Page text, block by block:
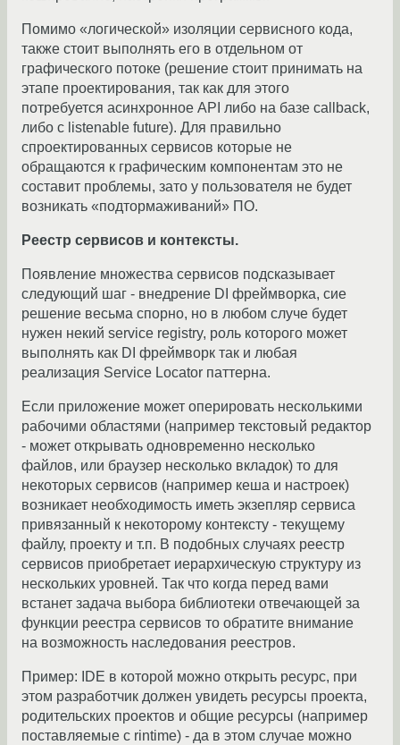
Помимо «логической» изоляции сервисного кода,
также стоит выполнять его в отдельном от
графического потоке (решение стоит принимать на
этапе проектирования, так как для этого
потребуется асинхронное API либо на базе callback,
либо с listenable future). Для правильно
спроектированных сервисов которые не
обращаются к графическим компонентам это не
составит проблемы, зато у пользователя не будет
возникать «подтормаживаний» ПО.
Реестр сервисов и контексты.
Появление множества сервисов подсказывает
следующий шаг - внедрение DI фреймворка, сие
решение весьма спорно, но в любом случе будет
нужен некий service registry, роль которого может
выполнять как DI фреймворк так и любая
реализация Service Locator паттерна.
Если приложение может оперировать несколькими
рабочими областями (например текстовый редактор
- может открывать одновременно несколько
файлов, или браузер несколько вкладок) то для
некоторых сервисов (например кеша и настроек)
возникает необходимость иметь экзепляр сервиса
привязанный к некоторому контексту - текущему
файлу, проекту и т.п. В подобных случаях реестр
сервисов приобретает иерархическую структуру из
нескольких уровней. Так что когда перед вами
встанет задача выбора библиотеки отвечающей за
функции реестра сервисов то обратите внимание
на возможность наследования реестров.
Пример: IDE в которой можно открыть ресурс, при
этом разработчик должен увидеть ресурсы проекта,
родительских проектов и общие ресурсы (например
поставляемые с rintime) - да в этом случае можно